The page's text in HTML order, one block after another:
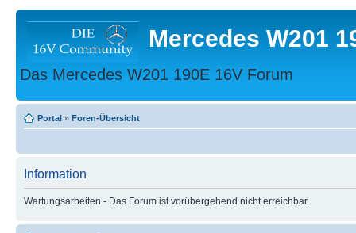
Mercedes W201
Das Mercedes W201 190E 16V Forum
Portal » Foren-Übersicht
Information
Wartungsarbeiten - Das Forum ist vorübergehend nicht erreichbar.